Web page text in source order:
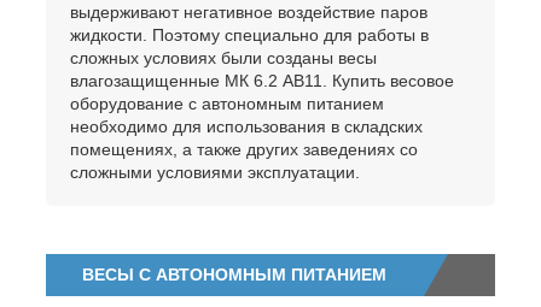
выдерживают негативное воздействие паров
жидкости. Поэтому специально для работы в
сложных условиях были созданы весы
влагозащищенные МК 6.2 АВ11. Купить весовое
оборудование с автономным питанием
необходимо для использования в складских
помещениях, а также других заведениях со
сложными условиями эксплуатации.
ВЕСЫ С АВТОНОМНЫМ ПИТАНИЕМ